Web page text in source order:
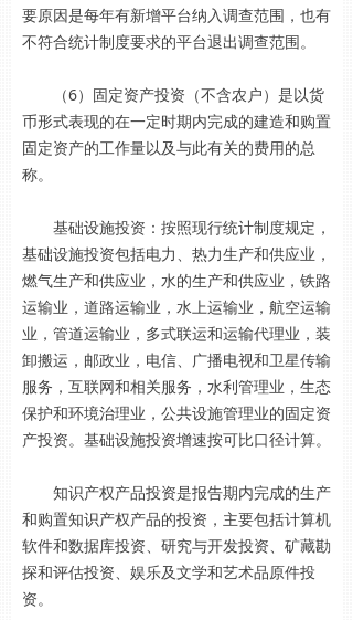
要原因是每年有新增平台纳入调查范围，也有
不符合统计制度要求的平台退出调查范围。
（6）固定资产投资（不含农户）是以货
币形式表现的在一定时期内完成的建造和购置
固定资产的工作量以及与此有关的费用的总
称。
基础设施投资：按照现行统计制度规定，
基础设施投资包括电力、热力生产和供应业，
燃气生产和供应业，水的生产和供应业，铁路
运输业，道路运输业，水上运输业，航空运输
业，管道运输业，多式联运和运输代理业，装
卸搬运，邮政业，电信、广播电视和卫星传输
服务，互联网和相关服务，水利管理业，生态
保护和环境治理业，公共设施管理业的固定资
产投资。基础设施投资增速按可比口径计算。
知识产权产品投资是报告期内完成的生产
和购置知识产权产品的投资，主要包括计算机
软件和数据库投资、研究与开发投资、矿藏勘
探和评估投资、娱乐及文学和艺术品原件投
资。